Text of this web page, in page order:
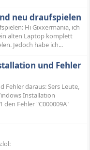
neu draufspielen
Hi Gixxermania, ich
alten Laptop komplett
Jedoch habe ich...
und Fehler
Fehler daraus: Sers Leute,
Installation
Fehler "C000009A"